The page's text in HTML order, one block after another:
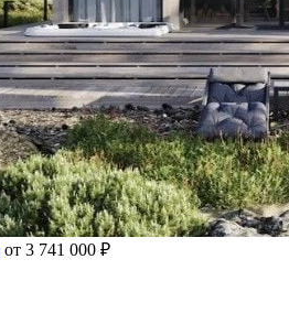
от 3 741 000 ₽